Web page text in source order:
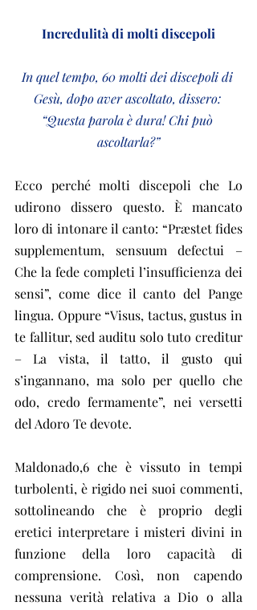
Incredulità di molti discepoli
In quel tempo, 60 molti dei discepoli di
Gesù, dopo aver ascoltato, dissero:
“Questa parola è dura! Chi può
ascoltarla?”
Ecco perché molti discepoli che Lo
udirono dissero questo. È mancato
loro di intonare il canto: “Præstet fides
supplementum, sensuum defectui –
Che la fede completi l’insufficienza dei
sensi”, come dice il canto del Pange
lingua. Oppure “Visus, tactus, gustus in
te fallitur, sed auditu solo tuto creditur
– La vista, il tatto, il gusto qui
s’ingannano, ma solo per quello che
odo, credo fermamente”, nei versetti
del Adoro Te devote.
Maldonado,6 che è vissuto in tempi
turbolenti, è rigido nei suoi commenti,
sottolineando che è proprio degli
eretici interpretare i misteri divini in
funzione della loro capacità di
comprensione. Così, non capendo
nessuna verità relativa a Dio o alla